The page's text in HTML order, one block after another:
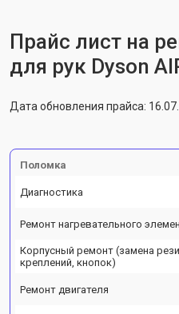
Прайс лист на
для рук Dyson
Дата обновления прайса:
Поломка
Диагностика
Ремонт нагревательного
Корпусный ремонт (замена
креплений, кнопок)
Ремонт двигателя